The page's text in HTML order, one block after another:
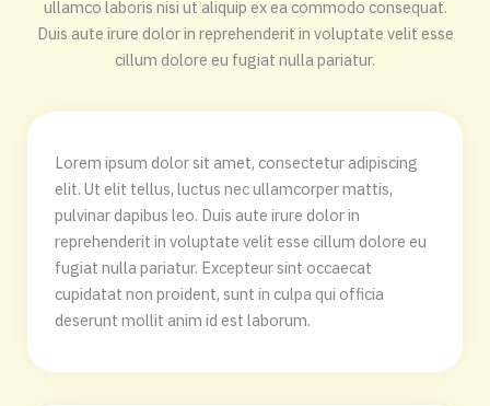
ullamco laboris nisi ut aliquip ex ea commodo consequat.
Duis aute irure dolor in reprehenderit in voluptate velit esse
cillum dolore eu fugiat nulla pariatur.
Lorem ipsum dolor sit amet, consectetur adipiscing
elit. Ut elit tellus, luctus nec ullamcorper mattis,
pulvinar dapibus leo. Duis aute irure dolor in
reprehenderit in voluptate velit esse cillum dolore eu
fugiat nulla pariatur. Excepteur sint occaecat
cupidatat non proident, sunt in culpa qui officia
deserunt mollit anim id est laborum.